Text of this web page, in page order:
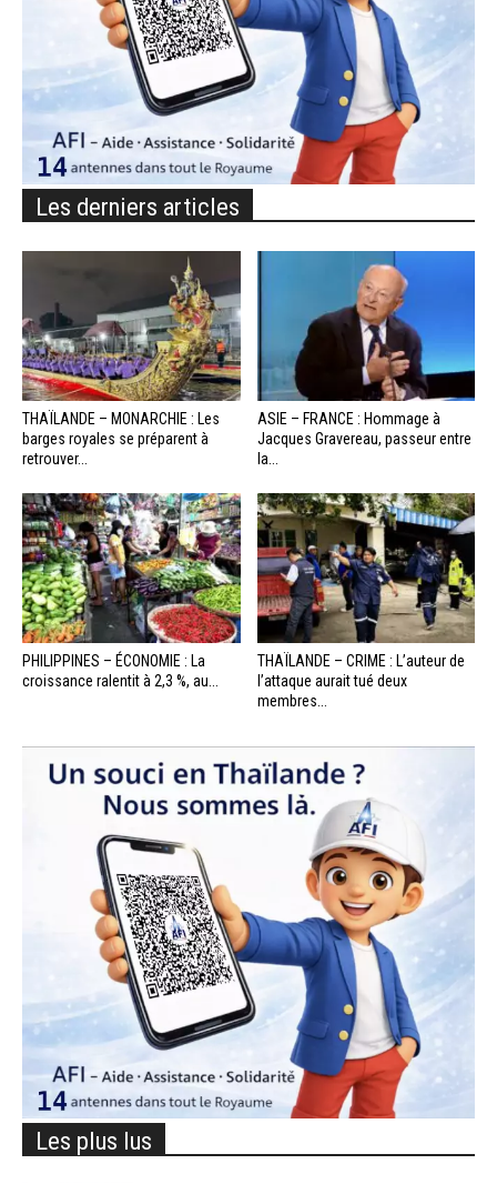
Les derniers articles
THAÏLANDE – MONARCHIE : Les
barges royales se préparent à
retrouver...
ASIE – FRANCE : Hommage à
Jacques Gravereau, passeur entre
la...
PHILIPPINES – ÉCONOMIE : La
croissance ralentit à 2,3 %, au...
THAÏLANDE – CRIME : L’auteur de
l’attaque aurait tué deux
membres...
Les plus lus